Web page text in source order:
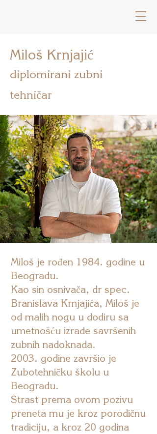
Miloš Krnjajić
diplomirani zubni
tehničar
Miloš je rođen 1984. godine u
Beogradu.
Kao sin osnivača, dr spec.
Branislava Krnjajića, Miloš je
od malih nogu u dodiru sa
umetnošću izrade savršenih
zubnih nadoknada.
2003. godine završio je
Zubotehničku školu u
Beogradu.
Strast prema ovom pozivu
preneta mu je kroz porodičnu
tradiciju, a kroz 20 godina